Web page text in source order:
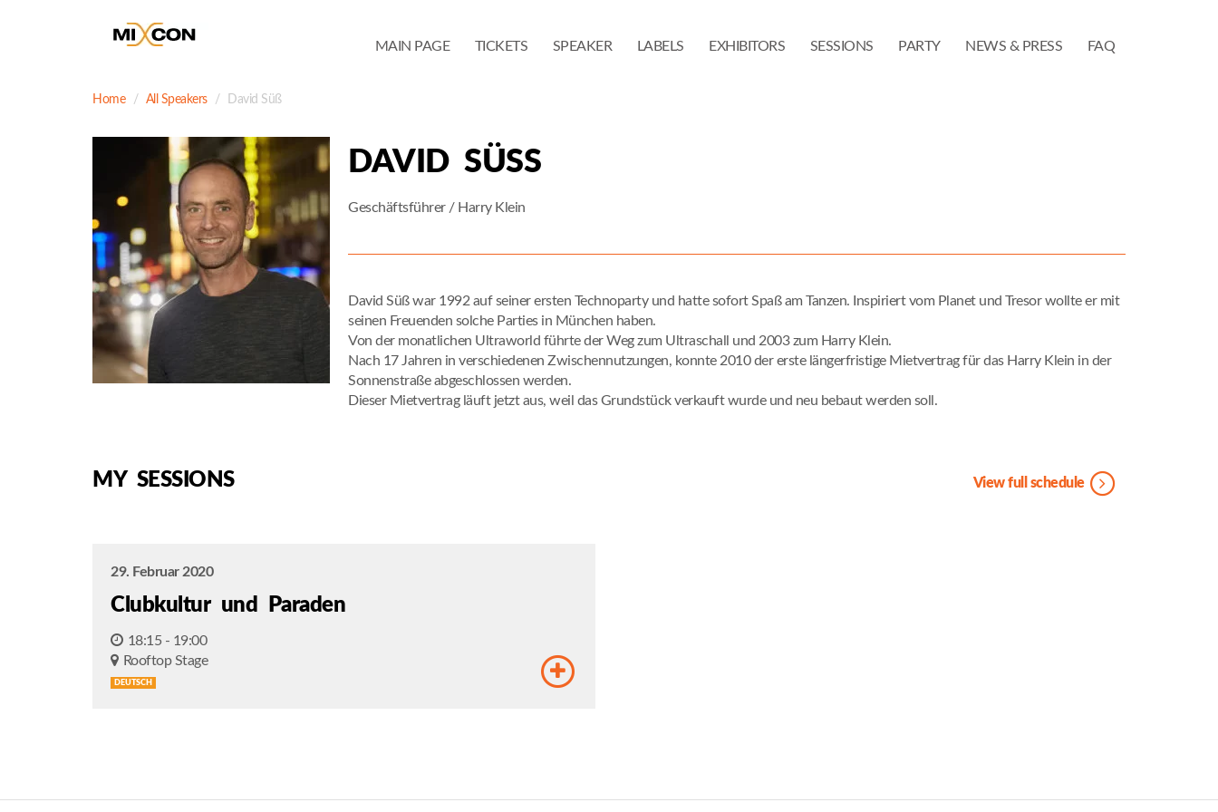
MAIN PAGE TICKETS SPEAKER LABELS EXHIBITORS SESSIONS PARTY NEWS & PRESS FAQ
Home All Speakers David Süß
DAVID SÜSS
Geschäftsführer / Harry Klein
David Süß war 1992 auf seiner ersten Technoparty und hatte sofort Spaß am Tanzen. Inspiriert vom Planet und Tresor wollte er mit
seinen Freuenden solche Parties in München haben.
Von der monatlichen Ultraworld führte der Weg zum Ultraschall und 2003 zum Harry Klein.
Nach 17 Jahren in verschiedenen Zwischennutzungen, konnte 2010 der erste längerfristige Mietvertrag für das Harry Klein in der
Sonnenstraße abgeschlossen werden.
Dieser Mietvertrag läuft jetzt aus, weil das Grundstück verkauft wurde und neu bebaut werden soll.
MY SESSIONS View full schedule
29. Februar 2020
Clubkultur und Paraden
18:15 - 19:00
Rooftop Stage
DEUTSCH